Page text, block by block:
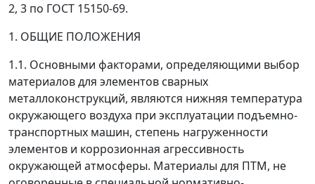
2, 3 по ГОСТ 15150-69.
1. ОБЩИЕ ПОЛОЖЕНИЯ
1.1. Основными факторами, определяющими выбор
материалов для элементов сварных
металлоконструкций, являются нижняя температура
окружающего воздуха при эксплуатации подъемно-
транспортных машин, степень нагруженности
элементов и коррозионная агрессивность
окружающей атмосферы. Материалы для ПТМ, не